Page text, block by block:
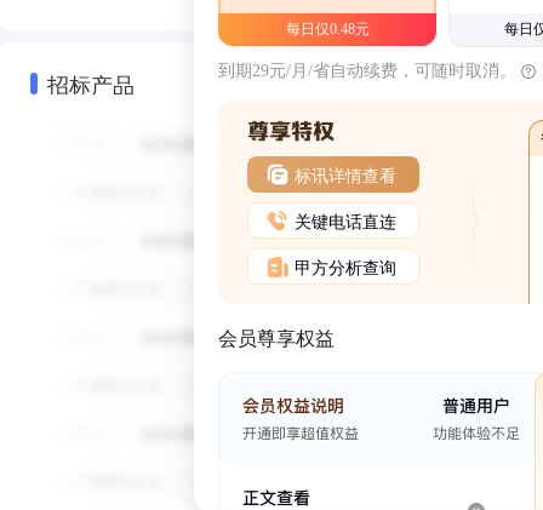
招标产品
每日仅0.48元 每日
到期29元/月/省自动续费，可随时取消。
标讯详情查看
关键电话直连
甲方分析查询
会员尊享权益